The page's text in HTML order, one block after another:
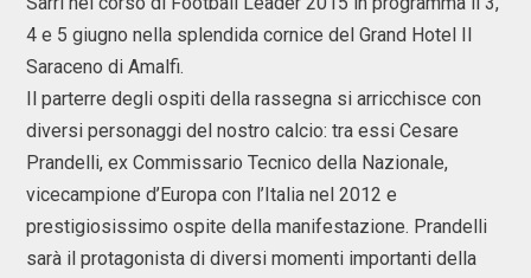
4 e 5 giugno nella splendida cornice del Grand Hotel Il
Saraceno di Amalfi.
Il parterre degli ospiti della rassegna si arricchisce con
diversi personaggi del nostro calcio: tra essi Cesare
Prandelli, ex Commissario Tecnico della Nazionale,
vicecampione d’Europa con l’Italia nel 2012 e
prestigiosissimo ospite della manifestazione. Prandelli
sarà il protagonista di diversi momenti importanti della